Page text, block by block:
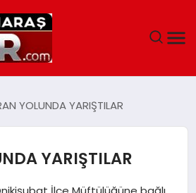
YOLUNDA YARIŞTILAR
YARIŞTILAR